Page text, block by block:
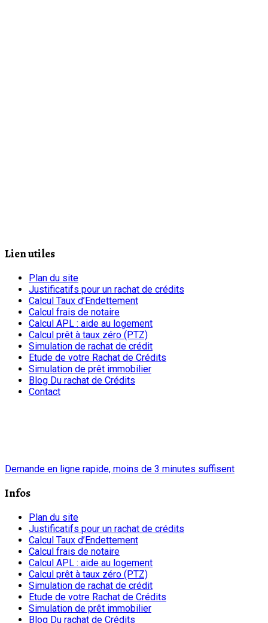
Lien utiles
Plan du site
Justificatifs pour un rachat de crédits
Calcul Taux d’Endettement
Calcul frais de notaire
Calcul APL : aide au logement
Calcul prêt à taux zéro (PTZ)
Simulation de rachat de crédit
Etude de votre Rachat de Crédits
Simulation de prêt immobilier
Blog Du rachat de Crédits
Contact
Demande en ligne rapide, moins de 3 minutes suffisent
Infos
Plan du site
Justificatifs pour un rachat de crédits
Calcul Taux d’Endettement
Calcul frais de notaire
Calcul APL : aide au logement
Calcul prêt à taux zéro (PTZ)
Simulation de rachat de crédit
Etude de votre Rachat de Crédits
Simulation de prêt immobilier
Blog Du rachat de Crédits